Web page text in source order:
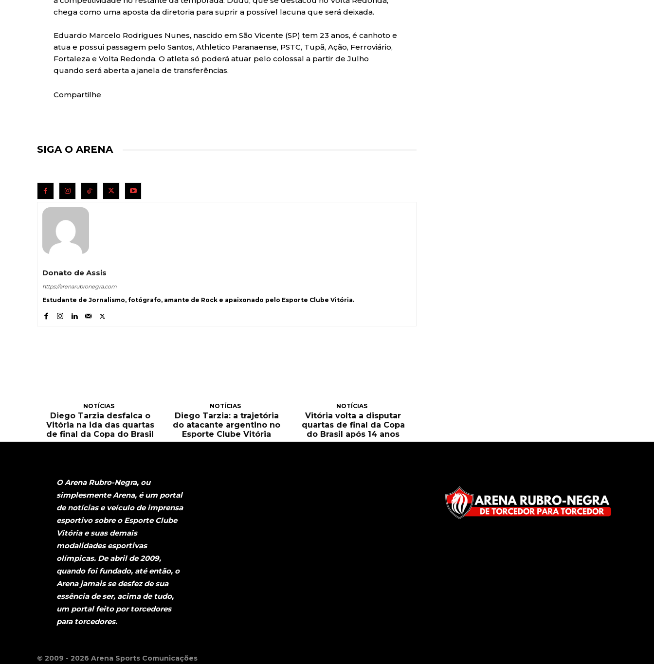
chega como uma aposta da diretoria para suprir a possível lacuna que será deixada.
Eduardo Marcelo Rodrigues Nunes, nascido em São Vicente (SP) tem 23 anos, é canhoto e
atua e possui passagem pelo Santos, Athletico Paranaense, PSTC, Tupã, Ação, Ferroviário,
Fortaleza e Volta Redonda. O atleta só poderá atuar pelo colossal a partir de Julho
quando será aberta a janela de transferências.
Compartilhe
SIGA O ARENA
Donato de Assis
https://arenarubronegra.com
Estudante de Jornalismo, fotógrafo, amante de Rock e apaixonado pelo Esporte Clube Vitória.
NOTÍCIAS
Diego Tarzia desfalca o
Vitória na ida das quartas
de final da Copa do Brasil
NOTÍCIAS
Diego Tarzia: a trajetória
do atacante argentino no
Esporte Clube Vitória
NOTÍCIAS
Vitória volta a disputar
quartas de final da Copa
do Brasil após 14 anos
O Arena Rubro-Negra, ou
simplesmente Arena, é um portal
de notícias e veículo de imprensa
esportivo sobre o Esporte Clube
Vitória e suas demais
modalidades esportivas
olímpicas. De abril de 2009,
quando foi fundado, até então, o
Arena jamais se desfez de sua
essência de ser, acima de tudo,
um portal feito por torcedores
para torcedores.
© 2009 - 2026 Arena Sports Comunicações